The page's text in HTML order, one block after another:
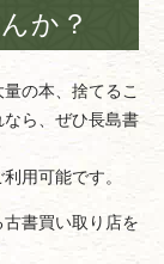
か？
の本、捨てるこ
ら、ぜひ長島書
用可能です。
書買い取り店を